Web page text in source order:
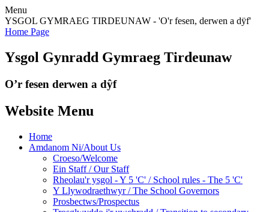
Menu
YSGOL GYMRAEG TIRDEUNAW - 'O'r fesen, derwen a dÿf'
Home Page
Ysgol Gynradd Gymraeg Tirdeunaw
O’r fesen derwen a dŷf
Website Menu
Home
Amdanom Ni/About Us
Croeso/Welcome
Ein Staff / Our Staff
Rheolau'r ysgol - Y 5 'C' / School rules - The 5 'C'
Y Llywodraethwyr / The School Governors
Prosbectws/Prospectus